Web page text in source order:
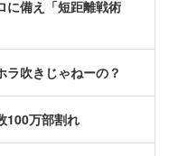
備え「短距離戦術
ラ吹きじゃねーの？
100万部割れ